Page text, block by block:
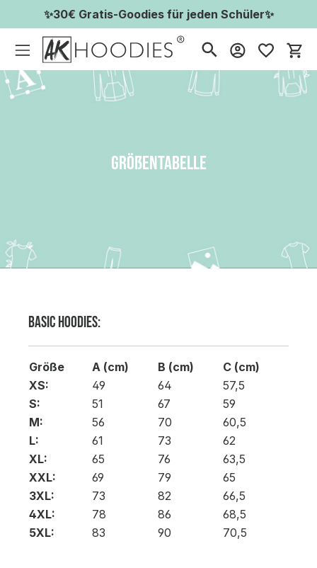
✨30€ Gratis-Goodies für jeden Schüler✨
Größentabelle
BASIC Hoodies:
Größe A (cm) B (cm)
C (cm)
XS:
49 64
57,5
S:
51 67
59
M:
56 70
60,5
L:
61 73
62
XL:
65 76
63,5
XXL:
69 79
65
3XL:
73 82
66,5
4XL:
78 86
68,5
5XL:
83 90 70,5